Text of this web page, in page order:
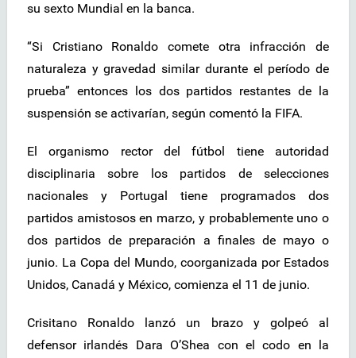
su sexto Mundial en la banca.
“Si Cristiano Ronaldo comete otra infracción de
naturaleza y gravedad similar durante el período de
prueba” entonces los dos partidos restantes de la
suspensión se activarían, según comentó la FIFA.
El organismo rector del fútbol tiene autoridad
disciplinaria sobre los partidos de selecciones
nacionales y Portugal tiene programados dos
partidos amistosos en marzo, y probablemente uno o
dos partidos de preparación a finales de mayo o
junio. La Copa del Mundo, coorganizada por Estados
Unidos, Canadá y México, comienza el 11 de junio.
Crisitano Ronaldo lanzó un brazo y golpeó al
defensor irlandés Dara O’Shea con el codo en la